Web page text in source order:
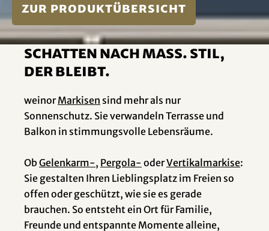
zur Produktübersicht
Schatten nach Mass. Stil,
der bleibt.
weinorMarkisen sind mehr als nur
Sonnenschutz. Sie verwandeln Terrasse und
Balkon in stimmungsvolle Lebensräume.
Ob Gelenkarm-, Pergola- oderVertikalmarkise:
Sie gestalten Ihren Lieblingsplatz im Freien so
offen oder geschützt, wie sie es gerade
brauchen. So entsteht ein Ort für Familie,
Freunde und entspannte Momente alleine,